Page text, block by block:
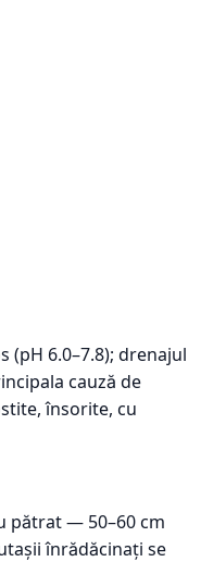
(pH 6.0–7.8); drenajul
cauză de
însorite, cu
pătrat — 50–60 cm
înrădăcinați se